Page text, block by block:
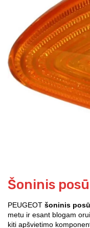
Šoninis
PEUGEOT šoninis
metu ir esant blogam
kiti apšvietimo